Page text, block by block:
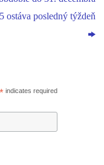
ostáva posledný týždeň
* indicates required